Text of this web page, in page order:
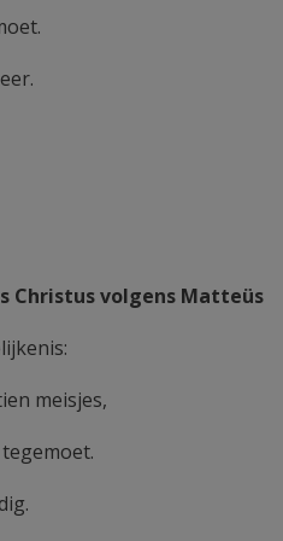
Christus volgens Matteüs
meisjes,